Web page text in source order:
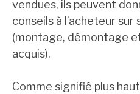
vendues, ils peuvent
conseils à l’acheteur
(montage, démontage
acquis).
Comme signifié plus